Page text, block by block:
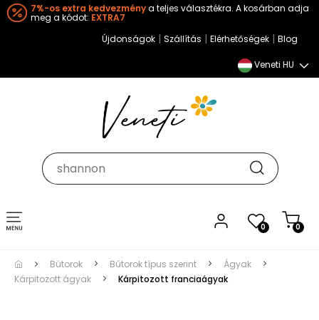
7%-os extra kedvezménya teljes választékra. A kosárban adja
meg a kódot: EXTRA7
Újdonságok | Szállítás | Elérhetőségek | Blog
Veneti HU
0 0
Toggle
navigation
Bútorok Bútorok típus szerint
Ágyak
Kárpitozott ágyak
Kárpitozott franciaágyak